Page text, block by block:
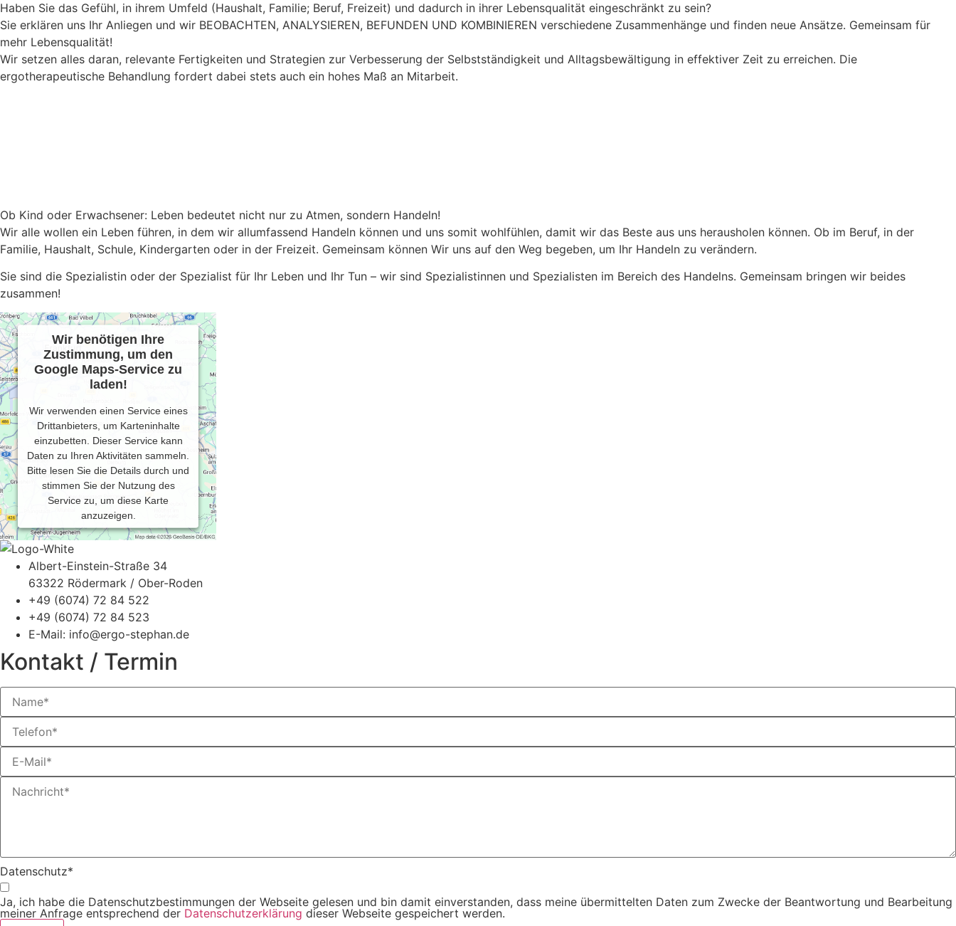
Haben Sie das Gefühl, in ihrem Umfeld (Haushalt, Familie; Beruf, Freizeit) und dadurch in ihrer Lebensqualität eingeschränkt zu sein?
Sie erklären uns Ihr Anliegen und wir BEOBACHTEN, ANALYSIEREN, BEFUNDEN UND KOMBINIEREN verschiedene Zusammenhänge und finden neue Ansätze. Gemeinsam für
mehr Lebensqualität!
Wir setzen alles daran, relevante Fertigkeiten und Strategien zur Verbesserung der Selbstständigkeit und Alltagsbewältigung in effektiver Zeit zu erreichen. Die
ergotherapeutische Behandlung fordert dabei stets auch ein hohes Maß an Mitarbeit.
Ob Kind oder Erwachsener: Leben bedeutet nicht nur zu Atmen, sondern Handeln!
Wir alle wollen ein Leben führen, in dem wir allumfassend Handeln können und uns somit wohlfühlen, damit wir das Beste aus uns herausholen können. Ob im Beruf, in der
Familie, Haushalt, Schule, Kindergarten oder in der Freizeit. Gemeinsam können Wir uns auf den Weg begeben, um Ihr Handeln zu verändern.
Sie sind die Spezialistin oder der Spezialist für Ihr Leben und Ihr Tun – wir sind Spezialistinnen und Spezialisten im Bereich des Handelns. Gemeinsam bringen wir beides
zusammen!
Wir benötigen Ihre
Zustimmung, um den
Google Maps-Service zu
laden!
Wir verwenden einen Service eines
Drittanbieters, um Karteninhalte
einzubetten. Dieser Service kann
Daten zu Ihren Aktivitäten sammeln.
Bitte lesen Sie die Details durch und
stimmen Sie der Nutzung des
Service zu, um diese Karte
anzuzeigen.
Mehr Informationen
Akzeptieren
Powered byUsercentrics Consent
Management Platform
Albert-Einstein-Straße 34
63322 Rödermark / Ober-Roden
+49 (6074) 72 84 522
+49 (6074) 72 84 523
E-Mail: info@ergo-stephan.de
Kontakt / Termin
Datenschutz*
Ja, ich habe die Datenschutzbestimmungen der Webseite gelesen und bin damit einverstanden, dass meine übermittelten Daten zum Zwecke der Beantwortung und Bearbeitung
meiner Anfrage entsprechend der Datenschutzerklärung dieser Webseite gespeichert werden.